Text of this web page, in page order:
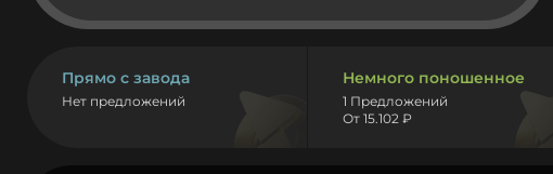
Прямо с завода
Нет предложений
Немного поношенное
1 Предложений
От 15.102 ₽